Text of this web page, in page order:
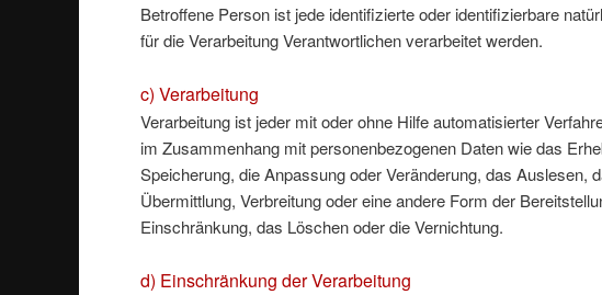
Betroffene Person ist jede identifizierte oder identifizierbare
für die Verarbeitung Verantwortlichen verarbeitet werden.
c) Verarbeitung
Verarbeitung ist jeder mit oder ohne Hilfe automatisierter
im Zusammenhang mit personenbezogenen Daten wie das
Speicherung, die Anpassung oder Veränderung, das Auslesen,
Übermittlung, Verbreitung oder eine andere Form der
Einschränkung, das Löschen oder die Vernichtung.
d) Einschränkung der Verarbeitung